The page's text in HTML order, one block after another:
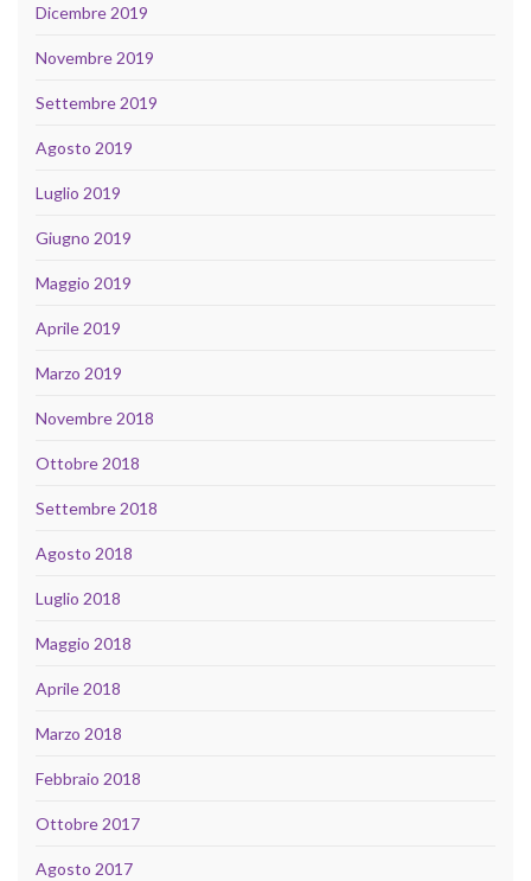
Dicembre 2019
Novembre 2019
Settembre 2019
Agosto 2019
Luglio 2019
Giugno 2019
Maggio 2019
Aprile 2019
Marzo 2019
Novembre 2018
Ottobre 2018
Settembre 2018
Agosto 2018
Luglio 2018
Maggio 2018
Aprile 2018
Marzo 2018
Febbraio 2018
Ottobre 2017
Agosto 2017